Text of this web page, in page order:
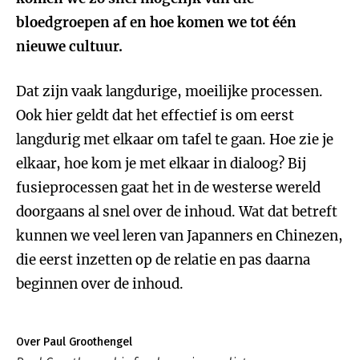
bloedgroepen af en hoe komen we tot één
nieuwe cultuur.
Dat zijn vaak langdurige, moeilijke processen.
Ook hier geldt dat het effectief is om eerst
langdurig met elkaar om tafel te gaan. Hoe zie je
elkaar, hoe kom je met elkaar in dialoog? Bij
fusieprocessen gaat het in de westerse wereld
doorgaans al snel over de inhoud. Wat dat betreft
kunnen we veel leren van Japanners en Chinezen,
die eerst inzetten op de relatie en pas daarna
beginnen over de inhoud.
Over Paul Groothengel